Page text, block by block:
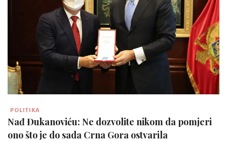
POLITIKA
Nađ Đukanoviću: Ne dozvolite nikom da pomjeri
ono što je do sada Crna Gora ostvarila